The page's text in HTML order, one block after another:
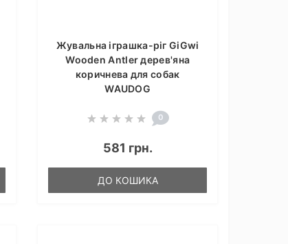
Жувальна іграшка-ріг GiGwi
Wooden Antler дерев'яна
коричнева для собак
WAUDOG
0
581 грн.
ДО КОШИКА